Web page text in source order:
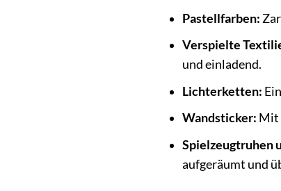
Pastellfarben:
Verspielte
und einladend.
Lichterketten:
Wandsticker: Mit
Spielzeugtruhen
aufgeräumt und